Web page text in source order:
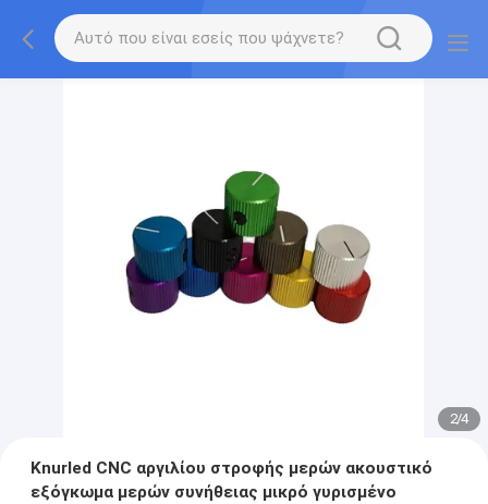
2/4
Knurled CNC αργιλίου στροφής μερών ακουστικό
εξόγκωμα μερών συνήθειας μικρό γυρισμένο